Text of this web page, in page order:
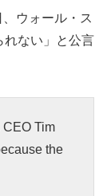
ウォール・ス
れない」と公言
Tim
the